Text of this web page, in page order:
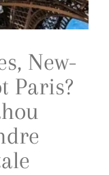
New-
Paris?